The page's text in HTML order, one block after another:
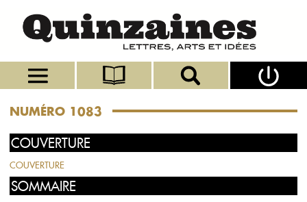
NUMÉRO 1083
COUVERTURE
COUVERTURE
SOMMAIRE